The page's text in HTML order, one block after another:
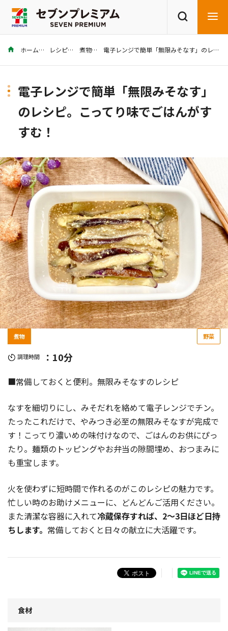
商品を探す レシピを探す
ホーム レシピ 煮物 電子レンジで簡単「無限みそなす」のレシピ。こってり味でごはんがすすむ！
電子レンジで簡単「無限みそなす」
のレシピ。こってり味でごはんがす
すむ！
煮物 野菜
調理時間 ：10分
■常備しておくと便利。無限みそなすのレシピ
なすを細切りにし、みそだれを絡めて電子レンジでチン。
たったこれだけで、やみつき必至の無限みそなすが完成で
す！こってり濃いめの味付けなので、ごはんのお供にぴっ
たり。麺類のトッピングやお弁当の隙間埋め、おつまみに
も重宝します。
火を使わずに短時間で作れるのがこのレシピの魅力です。
忙しい時のお助けメニューに、どんどんご活用ください。
また清潔な容器に入れて冷蔵保存すれば、2〜3日ほど日持
ちします。 常備しておくと日々の献立に大活躍です。
食材